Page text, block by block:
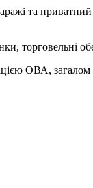
та
торговельні
ОВА, загалом